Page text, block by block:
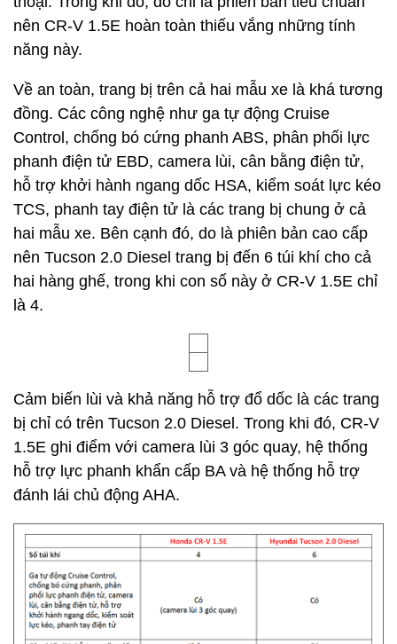
nên CR-V 1.5E hoàn toàn thiếu vắng những tính
năng này.
Về an toàn, trang bị trên cả hai mẫu xe là khá tương
đồng. Các công nghệ như ga tự động Cruise
Control, chống bó cứng phanh ABS, phân phối lực
phanh điện tử EBD, camera lùi, cân bằng điện tử,
hỗ trợ khởi hành ngang dốc HSA, kiểm soát lực kéo
TCS, phanh tay điện tử là các trang bị chung ở cả
hai mẫu xe. Bên cạnh đó, do là phiên bản cao cấp
nên Tucson 2.0 Diesel trang bị đến 6 túi khí cho cả
hai hàng ghế, trong khi con số này ở CR-V 1.5E chỉ
là 4.
Cảm biến lùi và khả năng hỗ trợ đổ dốc là các trang
bị chỉ có trên Tucson 2.0 Diesel. Trong khi đó, CR-V
1.5E ghi điểm với camera lùi 3 góc quay, hệ thống
hỗ trợ lực phanh khẩn cấp BA và hệ thống hỗ trợ
đánh lái chủ động AHA.